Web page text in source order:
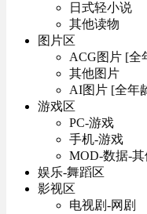
日式轻小说
其他读物
图片区
ACG图片 [全
其他图片
AI图片 [全年
游戏区
PC-游戏
手机-游戏
MOD-数据-其
娱乐-舞蹈区
影视区
电视剧-网剧